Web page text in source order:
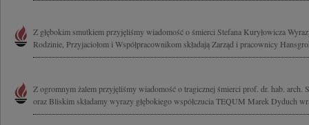
Z głębokim smutkiem przyjęliśmy wiadomość o śmierci Stefana Kuryłowicza
Rodzinie, Przyjaciołom i Współpracownikom składają Zarząd i pracownicy
Z ogromnym żalem przyjęliśmy wiadomość o tragicznej śmierci prof. dr. hab. arch.
oraz Bliskim składamy wyrazy głębokiego współczucia TEQUM Marek Dyduch